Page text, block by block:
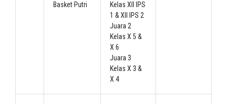
Basket Putri
Kelas XII IPS
1 & XII IPS 2
Juara 2
Kelas X 5 &
X 6
Juara 3
Kelas X 3 &
X 4